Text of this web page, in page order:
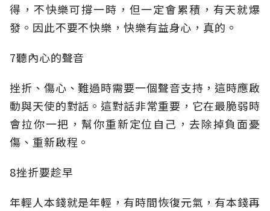
得，不快樂可撐一時，但一定會累積，有天就爆
發。因此不要不快樂，快樂有益身心，真的。
7聽內心的聲音
挫折、傷心、難過時需要一個聲音支持，這時應啟
動與天使的對話。這對話非常重要，它在最脆弱時
會拉你一把，幫你重新定位自己，去除掉負面憂
傷、重新啟程。
8挫折要趁早
年輕人本錢就是年輕，有時間恢復元氣，有本錢再